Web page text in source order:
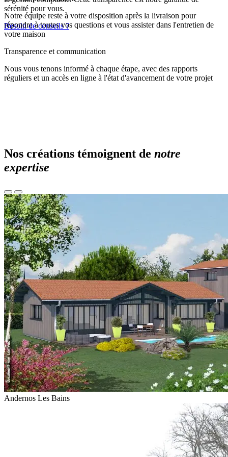
sérénité pour vous.
Besoin de conseils ?
Notre équipe reste à votre disposition après la livraison pour
répondre à toutes vos questions et vous assister dans l'entretien de
votre maison
Transparence et communication
Nous vous tenons informé à chaque étape, avec des rapports
réguliers et un accès en ligne à l'état d'avancement de votre projet
Nos créations témoignent de notre
expertise
Andernos Les Bains